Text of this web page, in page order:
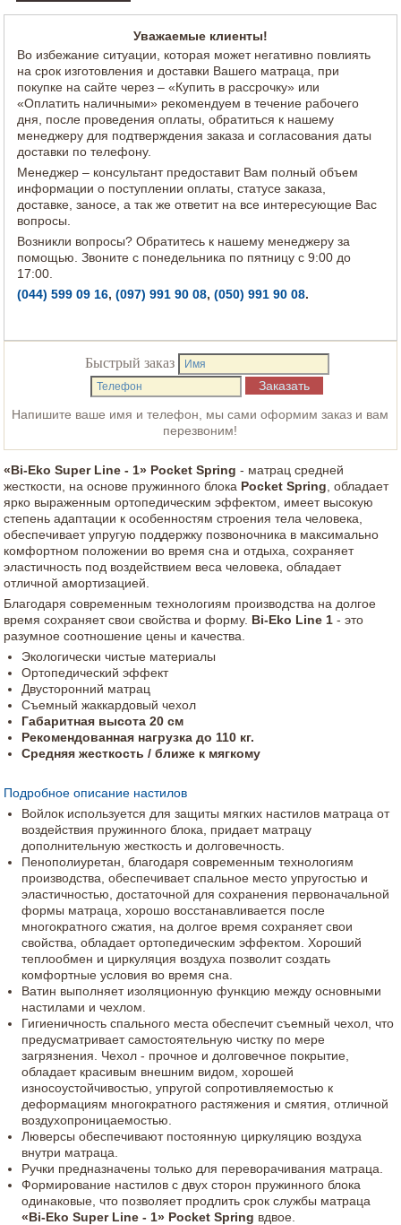
Уважаемые клиенты!
Во избежание ситуации, которая может негативно повлиять
на срок изготовления и доставки Вашего матраца, при
покупке на сайте через – «Купить в рассрочку» или
«Оплатить наличными» рекомендуем в течение рабочего
дня, после проведения оплаты, обратиться к нашему
менеджеру для подтверждения заказа и согласования даты
доставки по телефону.
Менеджер – консультант предоставит Вам полный объем
информации о поступлении оплаты, статусе заказа,
доставке, заносе, а так же ответит на все интересующие Вас
вопросы.
Возникли вопросы? Обратитесь к нашему менеджеру за
помощью. Звоните с понедельника по пятницу с 9:00 до
17:00.
(044) 599 09 16,(097) 991 90 08,(050) 991 90 08.
Быстрый заказ
Напишите ваше имя и телефон, мы сами оформим заказ и вам
перезвоним!
«Bi-Eko Super Line - 1» Pocket Spring - матрац средней
жесткости, на основе пружинного блока Pocket Spring , обладает
ярко выраженным ортопедическим эффектом, имеет высокую
степень адаптации к особенностям строения тела человека,
обеспечивает упругую поддержку позвоночника в максимально
комфортном положении во время сна и отдыха, сохраняет
эластичность под воздействием веса человека, обладает
отличной амортизацией.
Благодаря современным технологиям производства на долгое
время сохраняет свои свойства и форму. Bi-Eko Line 1 - это
разумное соотношение цены и качества.
Экологически чистые материалы
Ортопедический эффект
Двусторонний матрац
Съемный жаккардовый чехол
Габаритная высота 20 см
Рекомендованная нагрузка до 110 кг.
Средняя жесткость / ближе к мягкому
Подробное описание настилов
Войлок используется для защиты мягких настилов матраца от
воздействия пружинного блока, придает матрацу
дополнительную жесткость и долговечность.
Пенополиуретан, благодаря современным технологиям
производства, обеспечивает спальное место упругостью и
эластичностью, достаточной для сохранения первоначальной
формы матраца, хорошо восстанавливается после
многократного сжатия, на долгое время сохраняет свои
свойства, обладает ортопедическим эффектом. Хороший
теплообмен и циркуляция воздуха позволит создать
комфортные условия во время сна.
Ватин выполняет изоляционную функцию между основными
настилами и чехлом.
Гигиеничность спального места обеспечит съемный чехол, что
предусматривает самостоятельную чистку по мере
загрязнения. Чехол - прочное и долговечное покрытие,
обладает красивым внешним видом, хорошей
износоустойчивостью, упругой сопротивляемостью к
деформациям многократного растяжения и смятия, отличной
воздухопроницаемостью.
Люверсы обеспечивают постоянную циркуляцию воздуха
внутри матраца.
Ручки предназначены только для переворачивания матраца.
Формирование настилов с двух сторон пружинного блока
одинаковые, что позволяет продлить срок службы матраца
«Bi-Eko Super Line - 1» Pocket Spring вдвое.